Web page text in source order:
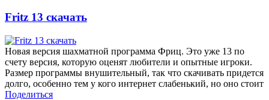
Fritz 13 скачать
Новая версия шахматной программа Фриц. Это уже 13 по
счету версия, которую оценят любители и опытные игроки.
Размер программы внушительный, так что скачивать придется
долго, особенно тем у кого интернет слабенький, но оно стоит
Поделиться